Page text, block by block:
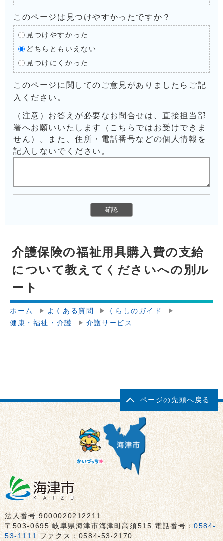
このページは見つけやすかったですか？
見つけやすかった
どちらともいえない
見つけにくかった
このページに関してのご意見がありましたらご記
入ください。
（注意）お答えが必要なお問合せは、直接担当部
署へお願いいたします（こちらではお受けできま
せん）。また、住所・電話番号などの個人情報を
記入しないでください。
介護保険の福祉用具購入費の支給
について教えてくださいへの別ル
ート
ホーム よくある質問
くらしのガイド
健康・福祉・介護
介護サービス
ページの先頭へ戻る
法人番号:9000020212211
〒503-0695 岐阜県海津市海津町高須515 電話番号：0584-
53-1111 ファクス：0584-53-2170